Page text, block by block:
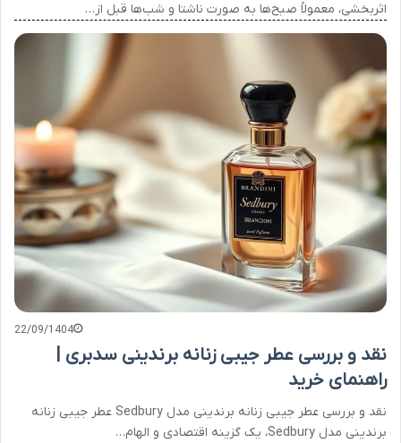
اثربخشی، معمولاً صبح‌ها به صورت ناشتا و شب‌ها قبل از…
22/09/1404
نقد و بررسی عطر جیبی زنانه برندینی سدبری |
راهنمای خرید
نقد و بررسی عطر جیبی زنانه برندینی مدل Sedbury عطر جیبی زنانه
برندینی مدل Sedbury، یک گزینه اقتصادی و الهام…